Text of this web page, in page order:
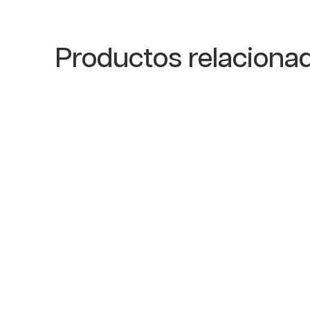
Productos